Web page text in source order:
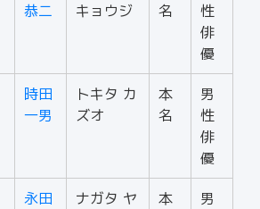
恭二
キョウジ
名
性
俳
優
時田
一男
トキタ カ
ズオ
本
名
男
性
俳
優
永田
ナガタ ヤ
本
男